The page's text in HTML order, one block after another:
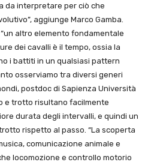
da interpretare per ciò che
aggiunge Marco Gamba.
altro elemento fondamentale
dei cavalli è il tempo, ossia la
i battiti in un qualsiasi pattern
osserviamo tra diversi generi
postdoc di Sapienza Università
e trotto risultano facilmente
durata degli intervalli, e quindi un
rispetto al passo. “La scoperta
comunicazione animale e
locomozione e controllo motorio